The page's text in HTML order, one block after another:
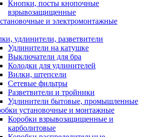
Кнопки, посты кнопочные
взрывозащищенные
и электромонтажные
удлинители, разветвители
Удлинители на катушке
Выключатели для бра
Колодки для удлинителей
Вилки, штепсели
Сетевые фильтры
Разветвители и тройники
Удлинители бытовые, промышленные
установочные и монтажные
Коробки взрывозащищенные и
карболитовые